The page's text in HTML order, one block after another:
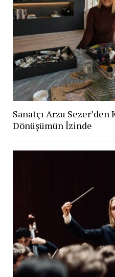
Sanatçı Arzu
Dönüşümün İzinde